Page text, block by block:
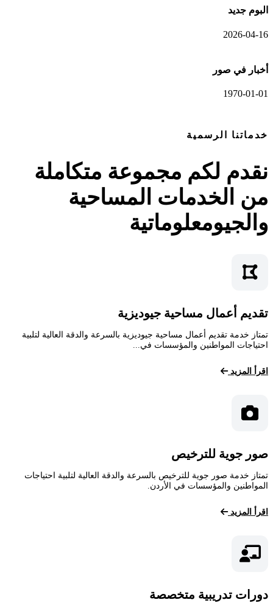
البوم جديد
2026-04-16
أخبار في صور
1970-01-01
خدماتنا الرسمية
نقدم لكم مجموعة متكاملة
من الخدمات المساحية
والجيومعلوماتية
تقديم أعمال مساحية جيوديزية
تمتاز خدمة تقديم أعمال مساحية جيوديزية بالسرعة والدقة العالية لتلبية
احتياجات المواطنين والمؤسسات في...
اقرأ المزيد
صور جوية للترخيص
تمتاز خدمة صور جوية للترخيص بالسرعة والدقة العالية لتلبية احتياجات
المواطنين والمؤسسات في الأردن.
اقرأ المزيد
دورات تدريبية متخصصة